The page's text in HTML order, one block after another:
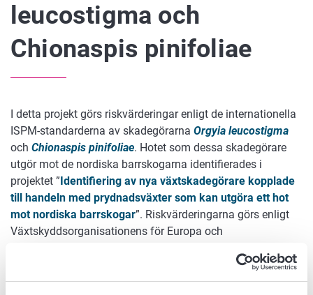
leucostigma och
Chionaspis pinifoliae
I detta projekt görs riskvärderingar enligt de internationella
ISPM-standarderna av skadegörarna Orgyia leucostigma
och Chionaspis pinifoliae. Hotet som dessa skadegörare
utgör mot de nordiska barrskogarna identifierades i
projektet ”Identifiering av nya växtskadegörare kopplade
till handeln med prydnadsväxter som kan utgöra ett hot
mot nordiska barrskogar”. Riskvärderingarna görs enligt
Växtskyddsorganisationens för Europa och
riskvärdering så, att man utgående från värderingarna vid
behov kan föreslå ändringar i EU:s lagstiftning om